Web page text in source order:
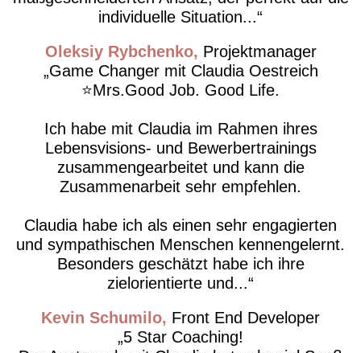
individuelle Situation...
Oleksiy Rybchenko
Projektmanager
Game Changer mit Claudia Oestreich
⭐️Mrs.Good Job. Good Life.
Ich habe mit Claudia im Rahmen ihres
Lebensvisions- und Bewerbertrainings
zusammengearbeitet und kann die
Zusammenarbeit sehr empfehlen.
Claudia habe ich als einen sehr engagierten
und sympathischen Menschen kennengelernt.
Besonders geschätzt habe ich ihre
zielorientierte und...
Kevin Schumilo Front End Developer
5 Star Coaching!